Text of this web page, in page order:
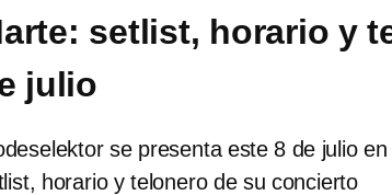
setlist, horario y
julio
se presenta este 8 de julio
horario y telonero de su concierto